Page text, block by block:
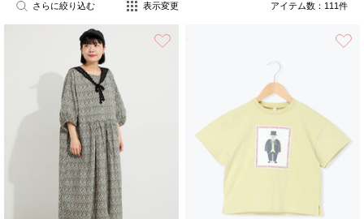
さらに絞り込む 表示変更 アイテム数： 111件